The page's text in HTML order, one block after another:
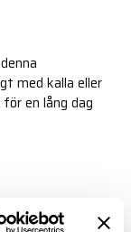
med kalla eller
en lång dag